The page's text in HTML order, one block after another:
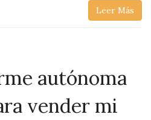
Leer Más
autónoma
vender mi